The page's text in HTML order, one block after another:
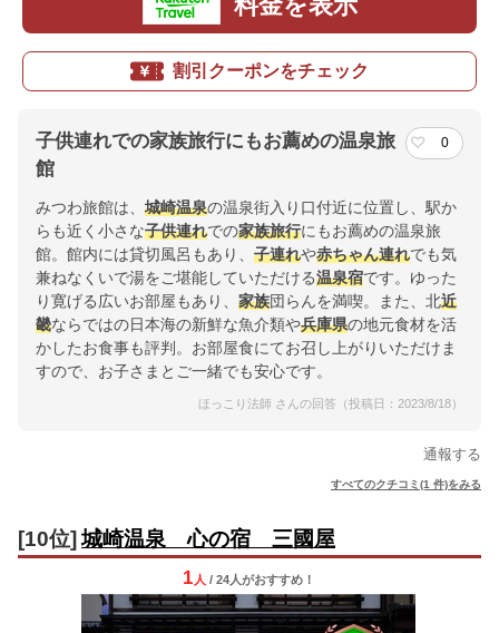
割引クーポンをチェック
子供連れでの家族旅行にもお薦めの温泉旅
館
0
みつわ旅館は、 城崎温泉の温泉街入り口付近に位置し、駅か
らも近く小さな子供連れでの家族旅行にもお薦めの温泉旅
館。館内には貸切風呂もあり、 子連れや赤ちゃん連れでも気
兼ねなくいで湯をご堪能していただける温泉宿です。ゆった
り寛げる広いお部屋もあり、 家族団らんを満喫。また、北近
畿ならではの日本海の新鮮な魚介類や兵庫県の地元食材を活
かしたお食事も評判。お部屋食にてお召し上がりいただけま
すので、お子さまとご一緒でも安心です。
ほっこり法師 さんの回答（投稿日：2023/8/18）
通報する
すべてのクチコミ(1 件)をみる
[10位] 城崎温泉 心の宿 三國屋
1 人 / 24人がおすすめ！